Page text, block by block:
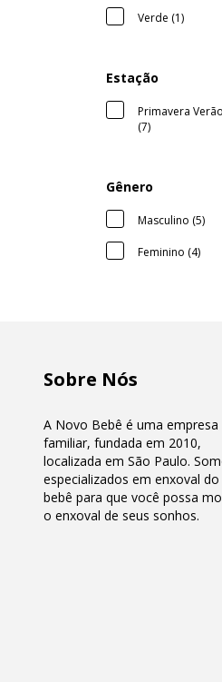
Verde (1)
Estação
Primavera Verão
(7)
Gênero
Masculino (5)
Feminino (4)
Sobre Nós
A Novo Bebê é uma empresa
familiar, fundada em 2010,
localizada em São Paulo.
especializados em enxoval do
bebê para que você possa
o enxoval de seus sonhos.